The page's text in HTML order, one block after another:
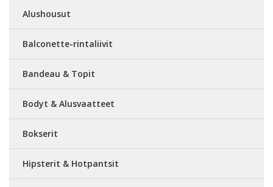
Alushousut
Balconette-rintaliivit
Bandeau & Topit
Bodyt & Alusvaatteet
Bokserit
Hipsterit & Hotpantsit